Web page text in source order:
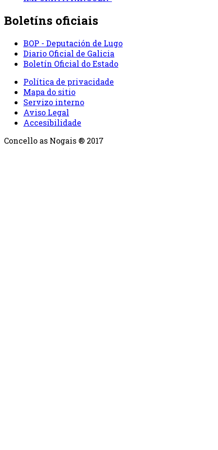
Boletíns oficiais
BOP - Deputación de Lugo
Diario Oficial de Galicia
Boletín Oficial do Estado
Política de privacidade
Mapa do sitio
Servizo interno
Aviso Legal
Accesibilidade
Concello as Nogais ® 2017